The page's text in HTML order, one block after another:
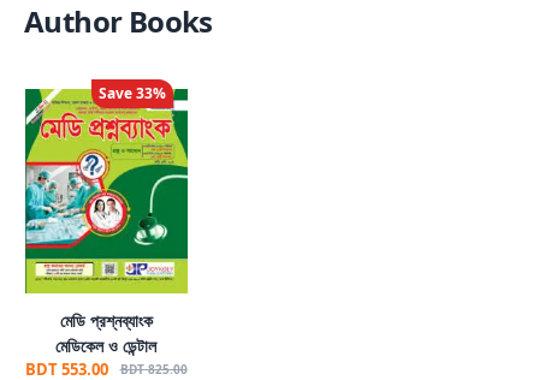
Author Books
Save33%
মেডি প্রশ্নব্যাংক
মেডিকেল ও ডেন্টাল
BDT 553.00 BDT 825.00